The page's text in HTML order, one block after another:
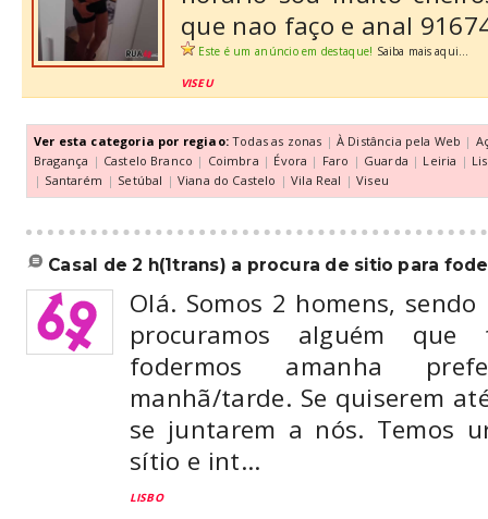
que nao faço e anal
Este é um anúncio em destaque! Saiba mais aqui...
VISEU
Ver esta categoria por regiao: Todas as zonas | À Distância pela Web |
Bragança | Castelo Branco | Coimbra | Évora | Faro | Guarda | Leiria |
| Santarém | Setúbal | Viana do Castelo | Vila Real | Viseu
casal de 2 h(1trans) a procura de sitio para
Olá. Somos 2 homens,
procuramos alguém
fodermos amanha
manhã/tarde. Se quiserem
se juntarem a nós. Temos
sítio e int...
LISBO